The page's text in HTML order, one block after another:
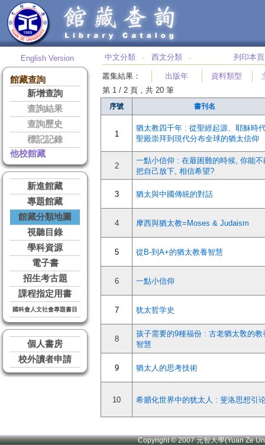
English Version
館藏查詢
新增查詢
查詢結果
查詢歷史
標記記錄
他校館藏
新進館藏
專題館藏
館藏分類地圖
視聽目錄
學科資源
電子書
招生考古題
課程指定用書
國科會人文社會專題書目
個人書房
校外讀者申請
中文分類 ‧ 西文分類 ‧ 列印本頁
叢集結果 ： 出版年 資料類型
第 1 / 2 頁，共 20 筆
序號 書刊名
1
猶太教四千年 : 從聖經起源、耶穌時
聖殿崇拜到現代分布全球的猶太信仰
2
一點小信仰 : 在最困難的時候, 你能不
把自己放下, 相信希望?
3 猶太與中國傳統的對話
4 摩西與猶太教=Moses & Judaism
5 從B-到A+的猶太教養智慧
6 一點小信仰
7 犹太哲学史
8
孩子需要的9種福份 : 古老猶太敎的教
智慧
9 猶太人的思考技術
10 希腊化世界中的犹太人 : 斐洛思想引
Copyright © 2007 元智大學(Yuan Ze